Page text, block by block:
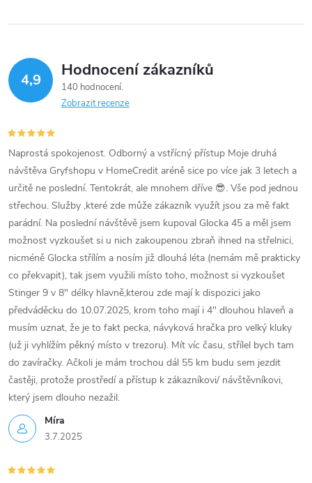
l
d
a
c
í
p
r
v
k
y
v
ý
p
i
s
u
4,9 Hodnocení zákazníků
140 hodnocení
Zobrazit recenze
Míra
3.7.2025
Naprostá spokojenost. Odborný a vstřícný přístup Moje druhá
návštěva Gryfshopu v HomeCredit aréně sice po více jak 3 letech a
určitě ne poslední. Tentokrát, ale mnohem dříve 😎. Vše pod jednou
střechou. Služby ,které zde může zákazník využít jsou za mě fakt
parádní. Na poslední návštěvě jsem kupoval Glocka 45 a měl jsem
možnost vyzkoušet si u nich zakoupenou zbraň ihned na střelnici,
nicméně Glocka střílím a nosím již dlouhá léta (nemám mě prakticky
co překvapit), tak jsem využili místo toho, možnost si vyzkoušet
Stinger 9 v 8" délky hlavně,kterou zde mají k dispozici jako
předváděcku do 10.07.2025, krom toho mají i 4" dlouhou hlaveň a
musím uznat, že je to fakt pecka, návyková hračka pro velký kluky
(už ji vyhlížím pěkný místo v trezoru). Mít víc času, střílel bych tam
do zavíračky. Ačkoli je mám trochou dál 55 km budu sem jezdit
častěji, protože prostředí a přístup k zákazníkovi/ návštěvníkovi,
který jsem dlouho nezažil.